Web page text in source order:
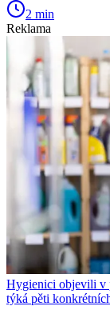
2 min
Reklama
Hygienici objevili v
týká pěti